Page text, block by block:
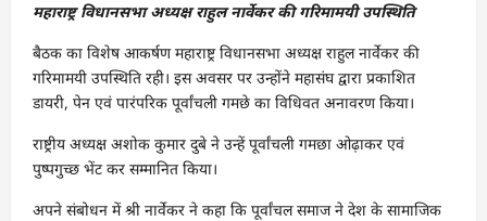
महाराष्ट्र विधानसभा अध्यक्ष राहुल नार्वेकर की गरिमामयी उपस्थिति
बैठक का विशेष आकर्षण महाराष्ट्र विधानसभा अध्यक्ष राहुल नार्वेकर की
गरिमामयी उपस्थिति रही। इस अवसर पर उन्होंने महासंघ द्वारा प्रकाशित
डायरी, पेन एवं पारंपरिक पूर्वांचली गमछे का विधिवत अनावरण किया।
राष्ट्रीय अध्यक्ष अशोक कुमार दुबे ने उन्हें पूर्वांचली गमछा ओढ़ाकर एवं
पुष्पगुच्छ भेंट कर सम्मानित किया।
अपने संबोधन में श्री नार्वेकर ने कहा कि पूर्वांचल समाज ने देश के सामाजिक